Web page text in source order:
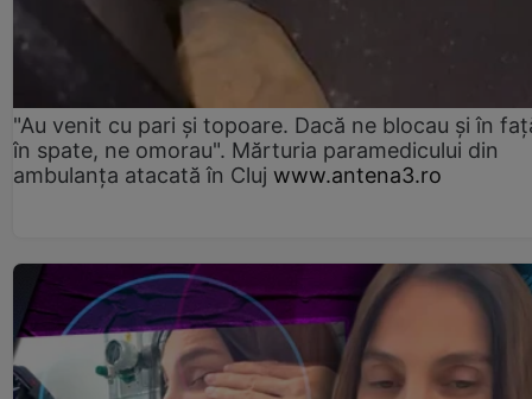
"Au venit cu pari și topoare. Dacă ne blocau şi în
în spate, ne omorau". Mărturia paramedicului din
ambulanţa atacată în Cluj www.antena3.ro